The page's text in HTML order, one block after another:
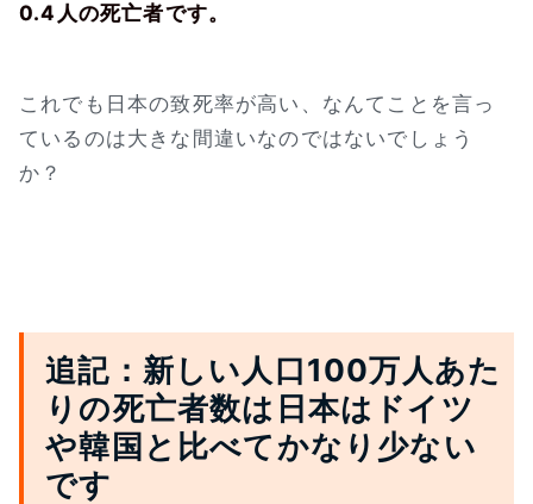
0.4人の死亡者です。
これでも日本の致死率が高い、なんてことを言っ
ているのは大きな間違いなのではないでしょう
か？
追記：新しい人口100万人あた
りの死亡者数は日本はドイツ
や韓国と比べてかなり少ない
です